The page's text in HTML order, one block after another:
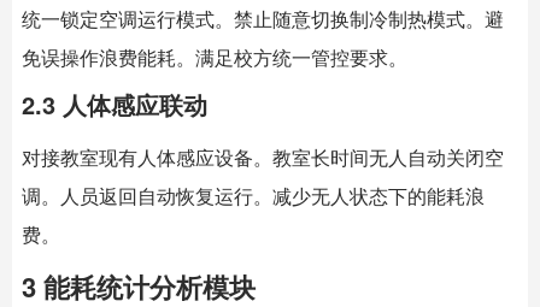
统一锁定空调运行模式。禁止随意切换制冷制热模式。避
免误操作浪费能耗。满足校方统一管控要求。
2.3 人体感应联动
对接教室现有人体感应设备。教室长时间无人自动关闭空
调。人员返回自动恢复运行。减少无人状态下的能耗浪
费。
3 能耗统计分析模块